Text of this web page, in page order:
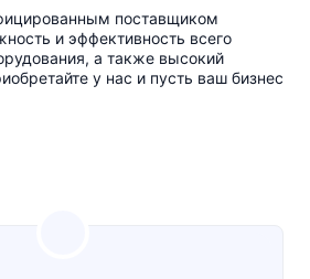
поставщиком
и эффективность всего
а также высокий
у нас и пусть ваш бизнес